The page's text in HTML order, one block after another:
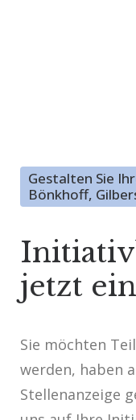
Gestalten Sie
Bönkhoff,
jetzt
Sie möchten
werden, haben
Stellenanzeige